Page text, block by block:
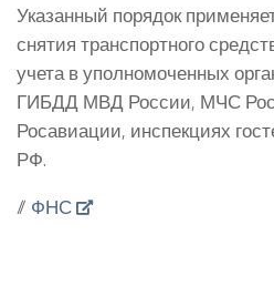
Указанный порядок
снятия транспортного
учета в уполномоченных
ГИБДД МВД России, МЧС
Росавиации, инспекциях
РФ.
// ФНС